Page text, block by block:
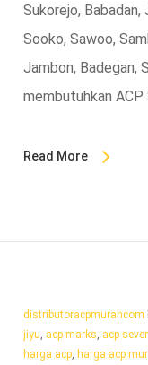
Sukorejo, Babadan,
Sooko, Sawoo,
Jambon, Badegan,
membutuhkan ACP
Read More
distributoracpmurahcom
jiyu acp marks acp
harga acp, harga acp